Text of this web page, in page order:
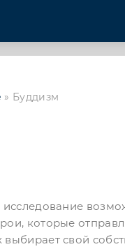
» Буддизм
исследование
которые
свой